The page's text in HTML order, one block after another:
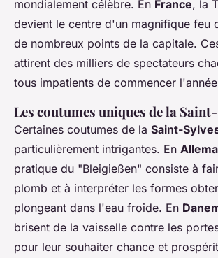
mondialement célèbre. En France, la
devient le centre d'un magnifique feu
de nombreux points de la capitale.
attirent des milliers de spectateurs
tous impatients de commencer
Les coutumes uniques de la
Certaines coutumes de la Saint-
particulièrement intrigantes. En
pratique du "Bleigießen" consiste à
plomb et à interpréter les formes
plongeant dans l'eau froide. En
brisent de la vaisselle contre les
pour leur souhaiter chance et